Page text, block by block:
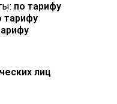
по тарифу
тарифу
лиц